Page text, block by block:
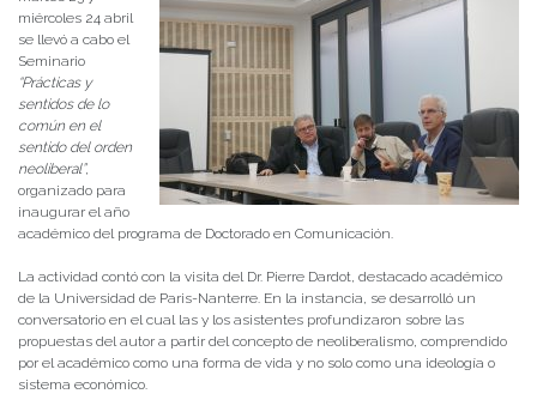
miércoles 24 abril
se llevó a cabo el
Seminario
“Prácticas y
sentidos de lo
común en el
sentido del orden
neoliberal”,
organizado para
inaugurar el año
académico del programa de Doctorado en Comunicación.
La actividad contó con la visita del Dr. Pierre Dardot, destacado académico
de la Universidad de Paris-Nanterre. En la instancia, se desarrolló un
conversatorio en el cual las y los asistentes profundizaron sobre las
propuestas del autor a partir del concepto de neoliberalismo, comprendido
por el académico como una forma de vida y no solo como una ideología o
sistema económico.